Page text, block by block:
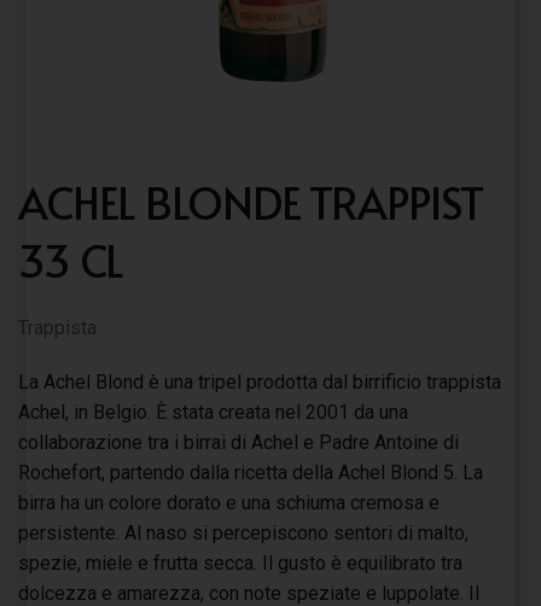
ACHEL BLONDE TRAPPIST
33 CL
Trappista
La Achel Blond è una tripel prodotta dal birrificio trappista
Achel, in Belgio. È stata creata nel 2001 da una
collaborazione tra i birrai di Achel e Padre Antoine di
Rochefort, partendo dalla ricetta della Achel Blond 5. La
birra ha un colore dorato e una schiuma cremosa e
persistente. Al naso si percepiscono sentori di malto,
spezie, miele e frutta secca. Il gusto è equilibrato tra
dolcezza e amarezza, con note speziate e luppolate. Il